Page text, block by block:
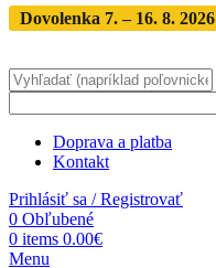
Dovolenka 7. – 16. 8. 2026
Doprava a platba
Kontakt
Prihlásiť sa / Registrovať
0 Obľubené
0 items 0.00€
Menu